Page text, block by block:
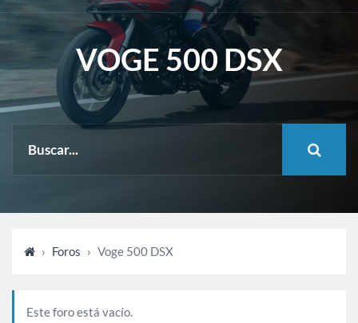
VOGE 500 DSX
› Foros › Voge 500 DSX
Este foro está vacío.